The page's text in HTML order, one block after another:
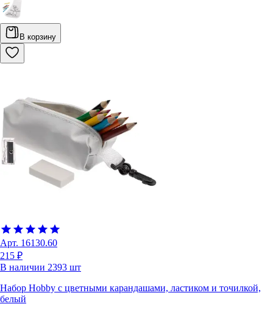
В корзину
Арт. 16130.60
215 ₽
В наличии 2393 шт
Набор Hobby с цветными карандашами, ластиком и точилкой,
белый